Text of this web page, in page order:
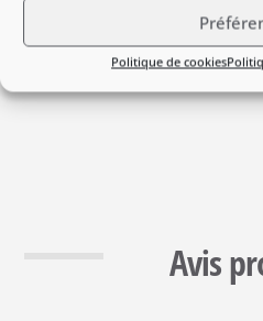
Politique de cookies
initial
était :
799,00 €.
prix
actuel
est :
725,00 €.
Avis